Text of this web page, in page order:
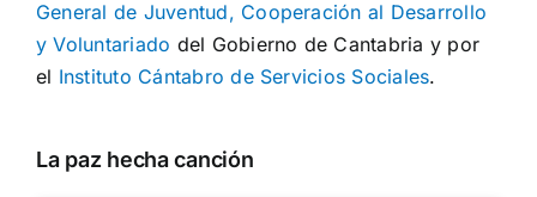
General de Juventud, Cooperación al Desarrollo
y Voluntariado del Gobierno de Cantabria y por
el Instituto Cántabro de Servicios Sociales.
La paz hecha canción